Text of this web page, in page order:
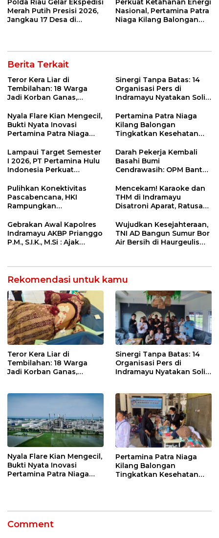
Polda Riau Gelar Ekspedisi
Merah Putih Presisi 2026,
Jangkau 17 Desa di
Perkuat Ketahanan Energi
Nasional, Pertamina Patra
Niaga Kilang Balongan
Berita Terkait
Teror Kera Liar di
Tembilahan: 18 Warga
Jadi Korban Ganas,
12 Jahitan!
Sinergi Tanpa Batas: 14
Organisasi Pers di
Indramayu Nyatakan Solid
Nyala Flare Kian Mengecil,
Bukti Nyata Inovasi
Pertamina Patra Niaga
Net Zero Emission 2060
Pertamina Patra Niaga
Kilang Balongan
Tingkatkan Kesehatan
Pemeriksaan Kesehatan
Rutin dan Edukasi
Perawatan Gigi
Lampaui Target Semester
I 2026, PT Pertamina Hulu
Indonesia Perkuat
Nasional Lewat Inovasi &
Keselamatan Kerja
Darah Pekerja Kembali
Basahi Bumi
Cendrawasih: OPM Bantai
di Tolikara!
Pulihkan Konektivitas
Pascabencana, HKI
Rampungkan
Lembah Anai dan Malalak
Mencekam! Karaoke dan
THM di Indramayu
Disatroni Aparat, Ratusan
Dites Urine!
Gebrakan Awal Kapolres
Indramayu AKBP Prianggo
P.M., S.I.K., M.Si : Ajak
Wujudkan Kesejahteraan,
TNI AD Bangun Sumur Bor
Air Bersih di Haurgeulis
Rekomendasi untuk kamu
Teror Kera Liar di
Tembilahan: 18 Warga
Jadi Korban Ganas,
Sinergi Tanpa Batas: 14
Organisasi Pers di
Indramayu Nyatakan Solid
Nyala Flare Kian Mengecil,
Bukti Nyata Inovasi
Pertamina Patra Niaga
Pertamina Patra Niaga
Kilang Balongan
Tingkatkan Kesehatan
Perawatan Gigi
Comment